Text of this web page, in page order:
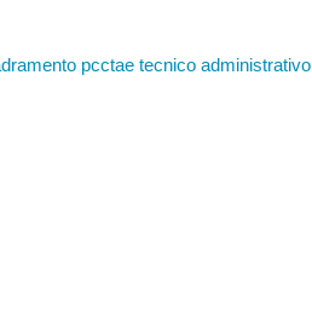
pcctae tecnico administrativo